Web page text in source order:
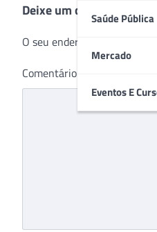
Saúde Pública
Mercado
Eventos E
Post
Deixe um comentário
O seu endereço de e-mail
Comentário